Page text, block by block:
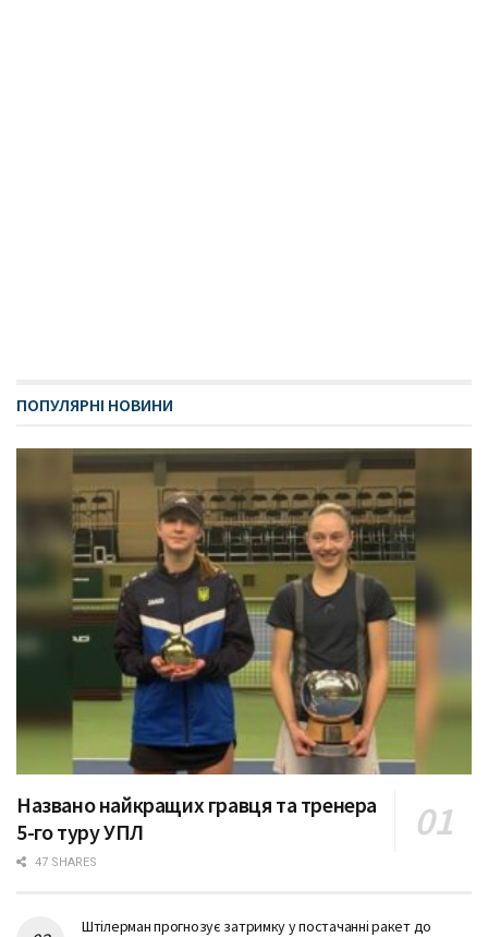
ПОПУЛЯРНІ НОВИНИ
Названо найкращих гравця та тренера
5-го туру УПЛ
47 SHARES
Штілерман прогнозує затримку у постачанні ракет до